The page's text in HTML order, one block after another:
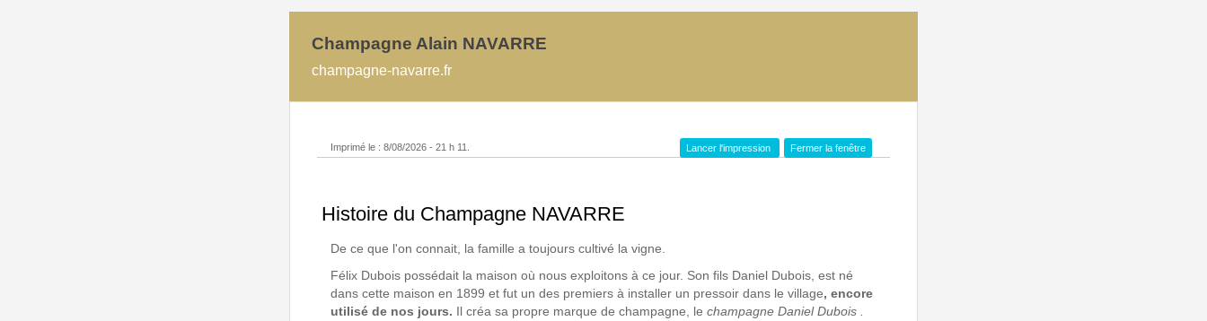
Champagne Alain NAVARRE
champagne-navarre.fr
Imprimé le : 8/08/2026 - 21 h 11. Lancer l'impression Fermer la fenêtre
Histoire du Champagne NAVARRE
De ce que l'on connait, la famille a toujours cultivé la vigne.
Félix Dubois possédait la maison où nous exploitons à ce jour. Son fils Daniel Dubois, est né
dans cette maison en 1899 et fut un des premiers à installer un pressoir dans le village, encore
utilisé de nos jours. Il créa sa propre marque de champagne, le champagne Daniel Dubois .